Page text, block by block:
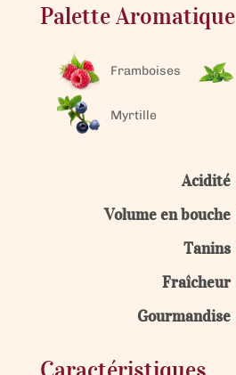
Palette Aromatique
Framboises
Myrtille
Acidité
Volume en bouche
Tanins
Fraîcheur
Gourmandise